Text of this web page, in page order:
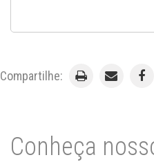
Compartilhe:
Conheça